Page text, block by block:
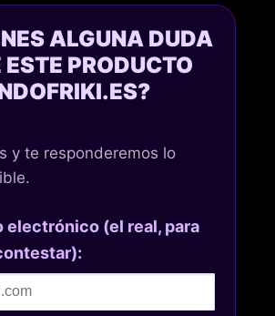
ALGUNA DUDA
ESTE PRODUCTO
y te responderemos lo
electrónico (el real, para